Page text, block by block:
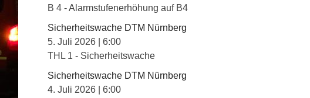
B 4 - Alarmstufenerhöhung auf B4
Sicherheitswache DTM Nürnberg
5. Juli 2026 |6:00
THL 1 - Sicherheitswache
Sicherheitswache DTM Nürnberg
4. Juli 2026 |6:00